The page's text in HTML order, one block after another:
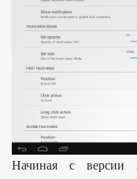
Начиная с версии